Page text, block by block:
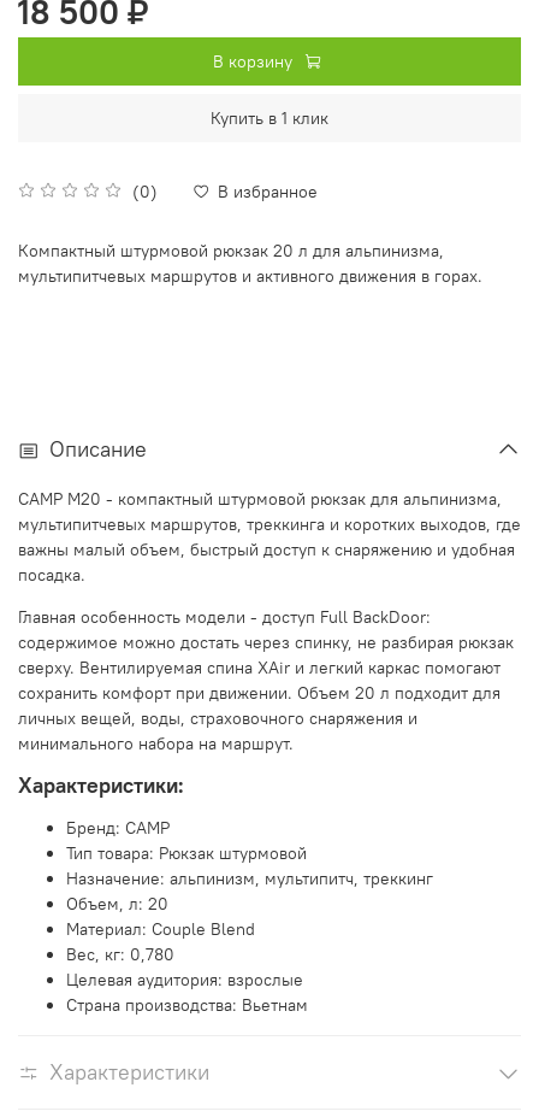
(0) В избранное
18 500 ₽
В корзину
Купить в 1 клик
Компактный штурмовой рюкзак 20 л для альпинизма,
мультипитчевых маршрутов и активного движения в горах.
Описание
CAMP M20 - компактный штурмовой рюкзак для альпинизма,
мультипитчевых маршрутов, треккинга и коротких выходов, где
важны малый объем, быстрый доступ к снаряжению и удобная
посадка.
Главная особенность модели - доступ Full BackDoor:
содержимое можно достать через спинку, не разбирая рюкзак
сверху. Вентилируемая спина XAir и легкий каркас помогают
сохранить комфорт при движении. Объем 20 л подходит для
личных вещей, воды, страховочного снаряжения и
минимального набора на маршрут.
Характеристики:
Бренд: CAMP
Тип товара: Рюкзак штурмовой
Назначение: альпинизм, мультипитч, треккинг
Объем, л: 20
Материал: Couple Blend
Вес, кг: 0,780
Целевая аудитория: взрослые
Страна производства: Вьетнам
Характеристики